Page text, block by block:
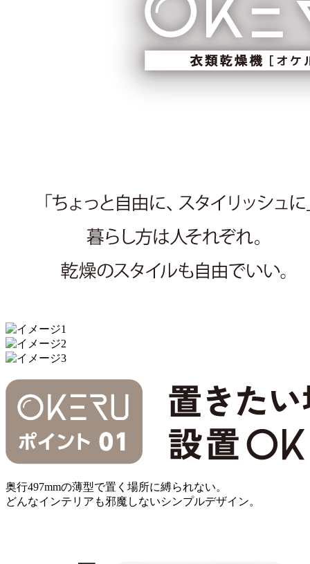
奥行497mmの薄型で置く場所に縛られない。
どんなインテリアも邪魔しないシンプルデザイン。